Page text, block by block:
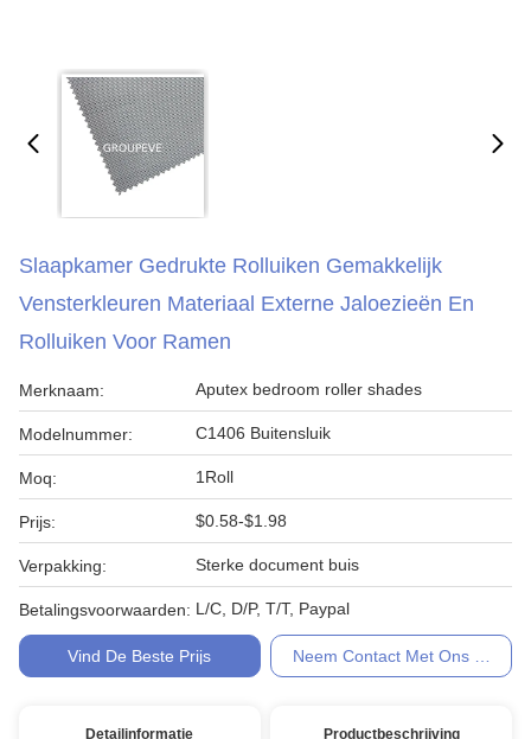
Slaapkamer Gedrukte Rolluiken Gemakkelijk
Vensterkleuren Materiaal Externe Jaloezieën En
Rolluiken Voor Ramen
Merknaam: Aputex bedroom roller shades
Modelnummer: C1406 Buitensluik
Moq: 1Roll
Prijs: $0.58-$1.98
Verpakking: Sterke document buis
Betalingsvoorwaarden: L/C, D/P, T/T, Paypal
Vind De Beste Prijs Neem Contact Met Ons Op
Detailinformatie Productbeschrijving